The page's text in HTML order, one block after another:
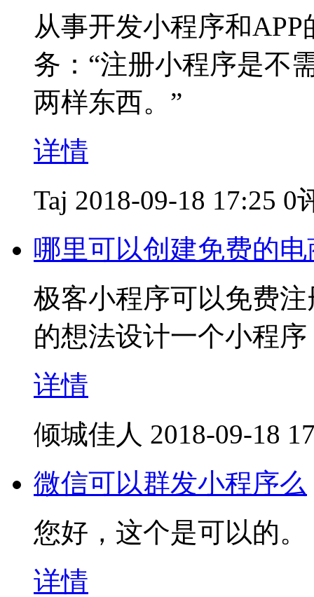
从事开发小程序和
务：“注册小程序是不
两样东西。”
详情
Taj 2018-09-18 17:25 0
哪里可以创建免费的
极客小程序可以免费
的想法设计一个小程序
详情
倾城佳人 2018-09-18
微信可以群发小程序么
您好，这个是可以的。
详情